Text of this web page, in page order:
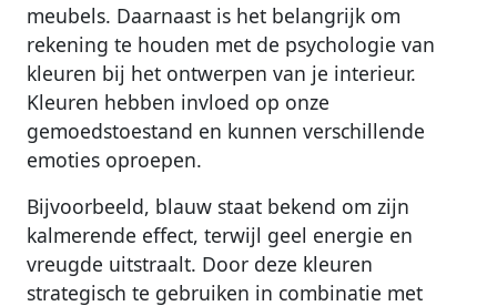
meubels. Daarnaast is het belangrijk om
rekening te houden met de psychologie van
kleuren bij het ontwerpen van je interieur.
Kleuren hebben invloed op onze
gemoedstoestand en kunnen verschillende
emoties oproepen.
Bijvoorbeeld, blauw staat bekend om zijn
kalmerende effect, terwijl geel energie en
vreugde uitstraalt. Door deze kleuren
strategisch te gebruiken in combinatie met